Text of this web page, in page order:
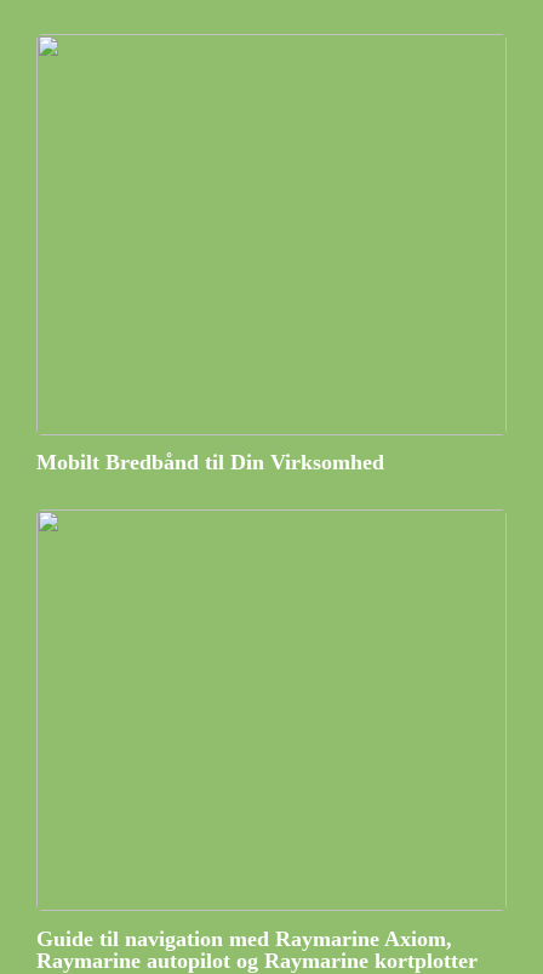
Mobilt Bredbånd til Din Virksomhed
Guide til navigation med Raymarine Axiom,
Raymarine autopilot og Raymarine kortplotter